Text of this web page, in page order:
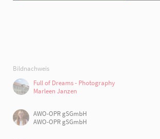
Bildnachweis
Full of Dreams - Photography
Marleen Janzen
AWO-OPR gSGmbH
AWO-OPR gSGmbH